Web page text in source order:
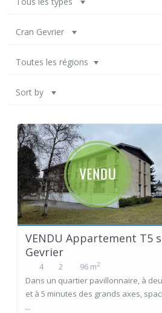
Cran Gevrier
Toutes les régions
Sort by
VENDU Appartement T5
Gevrier
4 2 96 m2
Dans un quartier pavillonnaire, à
et à 5 minutes des grands axes,
...